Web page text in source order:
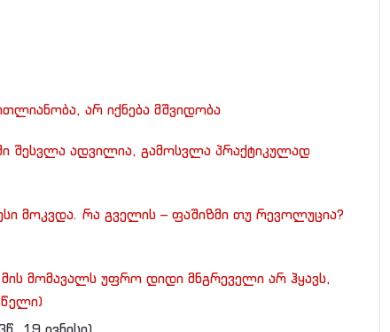
არ იქნება მშვიდობა
შესვლა ადვილია, გამოსვლა პრაქტიკულად
მოკვდა. რა გველის – ფაშიზმი თუ რევოლუცია?
მომავალს უფრო დიდი მნგრეველი არ ჰყავს,